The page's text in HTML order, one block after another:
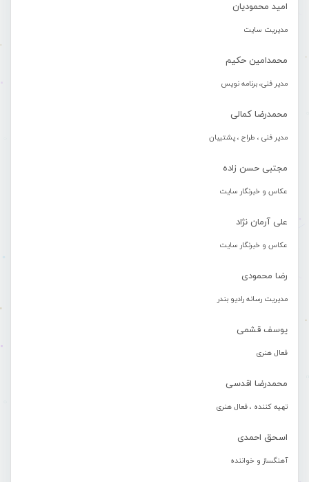
امید محمودیان
مدیریت سایت
محمدامین حکیم
مدیر فنی، برنامه نویس
محمدرضا کمالی
مدیر فنی ، طراح ، پشتیبان
مجتبی حسن زاده
عکاس و خبرنگار سایت
علی آرمان نژاد
عکاس و خبرنگار سایت
رضا محمودی
مدیریت رسانه رادیو بندر
یوسف قشمی
فعال هنری
محمدرضا اقدسی
تهیه کننده ، فعال هنری
اسحق احمدی
آهنگساز و خواننده